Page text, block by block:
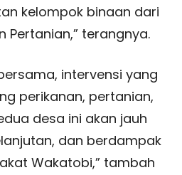
kelompok binaan dari
Pertanian,” terangnya.
intervensi yang
perikanan, pertanian,
desa ini akan jauh
dan berdampak
Wakatobi,” tambah